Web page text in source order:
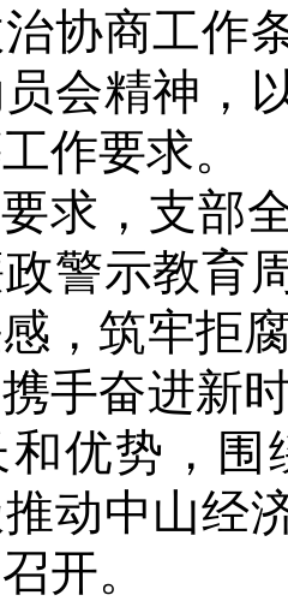
协商工作
会精神，
作要求。
求，支部
警示教育
，筑牢拒
手奋进新
和优势，
动中山经
开。